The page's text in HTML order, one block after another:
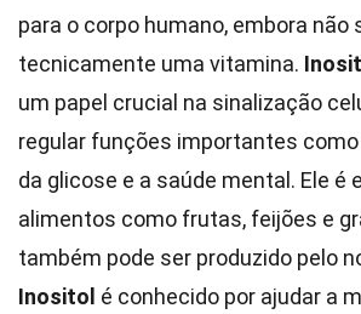
para o corpo humano, embora não
tecnicamente uma vitamina.
um papel crucial na sinalização
regular funções importantes
da glicose e a saúde mental. Ele é
alimentos como frutas, feijões e
também pode ser produzido pelo
Inositol é conhecido por ajudar a